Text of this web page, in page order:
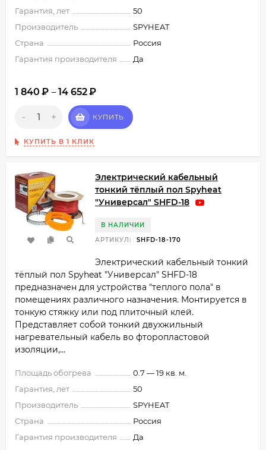
Гарантия, лет
50
Производитель
SPYHEAT
Страна
Россия
Гарантия производителя
Да
1 840 ₽ – 14 652₽
- + КУПИТЬ
КУПИТЬ В 1 КЛИК
Электрический кабельный
тонкий тёплый пол Spyheat
"Универсал" SHFD-18
В НАЛИЧИИ
АРТИКУЛ:
SHFD-18-170
Электрический кабельный тонкий
тёплый пол Spyheat "Универсал" SHFD-18
предназначен для устройства "теплого пола" в
помещениях различного назначения. Монтируется в
тонкую стяжку или под плиточный клей.
Представляет собой тонкий двухжильный
нагревательный кабель во фторопластовой
изоляции,...
Площадь обогрева
0.7 — 19 кв. м.
Гарантия, лет
50
Производитель
SPYHEAT
Страна
Россия
Гарантия производителя
Да